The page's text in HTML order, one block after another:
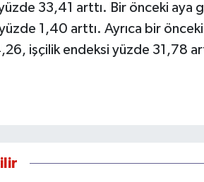
yüzde 33,41 arttı. Bir önceki
1,40 arttı. Ayrıca bir önceki
işçilik endeksi yüzde 31,78